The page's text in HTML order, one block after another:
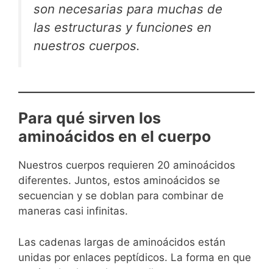
son necesarias para muchas de
las estructuras y funciones en
nuestros cuerpos.
Para qué sirven los
aminoácidos en el cuerpo
Nuestros cuerpos requieren 20 aminoácidos
diferentes. Juntos, estos aminoácidos se
secuencian y se doblan para combinar de
maneras casi infinitas.
Las cadenas largas de aminoácidos están
unidas por enlaces peptídicos. La forma en que